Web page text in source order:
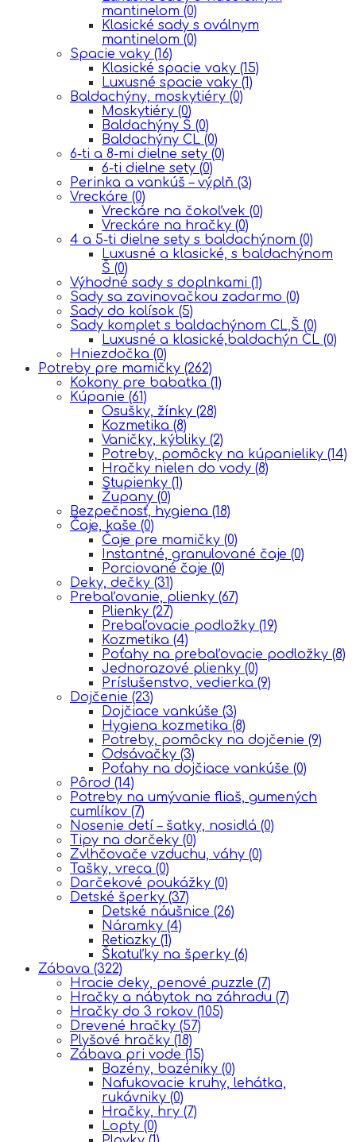
mantinelom (0)
Klasické sady s oválnym
mantinelom (0)
Spacie vaky (16)
Klasické spacie vaky (15)
Luxusné spacie vaky (1)
Baldachýny, moskytiéry (0)
Moskytiéry (0)
Baldachýny Š (0)
Baldachýny CL (0)
6-ti a 8-mi dielne sety (0)
6-ti dielne sety (0)
Perinka a vankúš – výplň (3)
Vreckáre (0)
Vreckáre na čokoľvek (0)
Vreckáre na hračky (0)
4 a 5-ti dielne sety s baldachýnom (0)
Luxusné a klasické, s baldachýnom
Š (0)
Výhodné sady s doplnkami (1)
Sady sa zavinovačkou zadarmo (0)
Sady do kolísok (5)
Sady komplet s baldachýnom CL,Š (0)
Luxusné a klasické,baldachýn CL (0)
Hniezdočka (0)
Potreby pre mamičky (262)
Kokony pre babatka (1)
Kúpanie (61)
Osušky, žínky (28)
Kozmetika (8)
Vaničky, kýbliky (2)
Potreby, pomôcky na kúpanieliky (14)
Hračky nielen do vody (8)
Stupienky (1)
Župany (0)
Bezpečnosť, hygiena (18)
Čaje, kaše (0)
Čaje pre mamičky (0)
Instantné, granulované čaje (0)
Porciované čaje (0)
Deky, dečky (31)
Prebaľovanie, plienky (67)
Plienky (27)
Prebaľovacie podložky (19)
Kozmetika (4)
Poťahy na prebaľovacie podložky (8)
Jednorazové plienky (0)
Príslušenstvo, vedierka (9)
Dojčenie (23)
Dojčiace vankúše (3)
Hygiena kozmetika (8)
Potreby, pomôcky na dojčenie (9)
Odsávačky (3)
Poťahy na dojčiace vankúše (0)
Pôrod (14)
Potreby na umývanie fliaš, gumených
cumlíkov (7)
Nosenie detí – šatky, nosidlá (0)
Tipy na darčeky (0)
Zvlhčovače vzduchu, váhy (0)
Tašky, vreca (0)
Darčekové poukážky (0)
Detské šperky (37)
Detské náušnice (26)
Náramky (4)
Retiazky (1)
Škatuľky na šperky (6)
Zábava (322)
Hracie deky, penové puzzle (7)
Hračky a nábytok na záhradu (7)
Hračky do 3 rokov (105)
Drevené hračky (57)
Plyšové hračky (18)
Zábava pri vode (15)
Bazény, bazéniky (0)
Nafukovacie kruhy, lehátka,
rukávniky (0)
Hračky, hry (7)
Lopty (0)